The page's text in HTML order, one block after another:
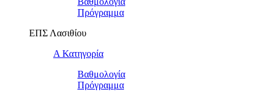
Πρόγραμμα
ΕΠΣ Λασιθίου
Α Κατηγορία
Βαθμολογία
Πρόγραμμα